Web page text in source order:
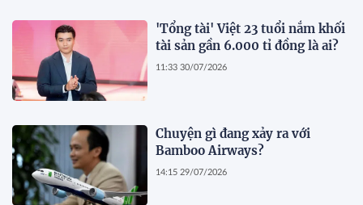
'Tổng tài' Việt 23 tuổi nắm khối
tài sản gần 6.000 tỉ đồng là ai?
11:33 30/07/2026
Chuyện gì đang xảy ra với
Bamboo Airways?
14:15 29/07/2026